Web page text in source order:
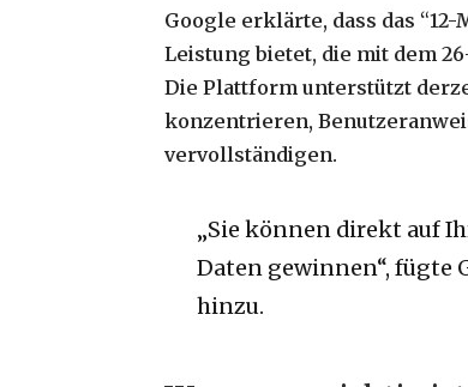
Google erklärte, dass das
Leistung bietet, die mit dem
Die Plattform unterstützt
konzentrieren,
vervollständigen.
„Sie können direkt auf
Daten gewinnen“, fügte
hinzu.